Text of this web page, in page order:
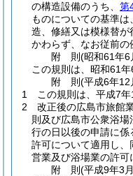
の構造設備のうち、 第
ものについての基準
造、修繕又は模様替が
かわらず、なお従前の
附 則(昭和61年6
この規則は、昭和61年
附 則(平成6年12
1
この規則は、平成7年
2
改正後の広島市旅館
則及び広島市公衆浴
行の日以後の申請に
許可について適用し
営業及び浴場業の許可
附 則(平成9年3